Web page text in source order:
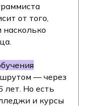
от того,
— через
лет. Но есть
и курсы